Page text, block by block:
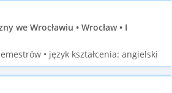
we Wrocławiu • Wrocław • I
• język kształcenia: angielski